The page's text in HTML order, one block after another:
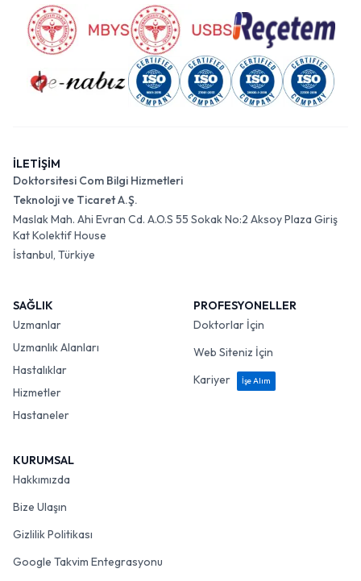
İLETİŞİM
Doktorsitesi Com Bilgi Hizmetleri
Teknoloji ve Ticaret A.Ş.
Maslak Mah. Ahi Evran Cd. A.O.S 55 Sokak No:2 Aksoy Plaza Giriş
Kat Kolektif House
İstanbul, Türkiye
SAĞLIK
Uzmanlar
Uzmanlık Alanları
Hastalıklar
Hizmetler
Hastaneler
PROFESYONELLER
Doktorlar İçin
Web Siteniz İçin
Kariyer
İşe Alım
KURUMSAL
Hakkımızda
Bize Ulaşın
Gizlilik Politikası
Google Takvim Entegrasyonu